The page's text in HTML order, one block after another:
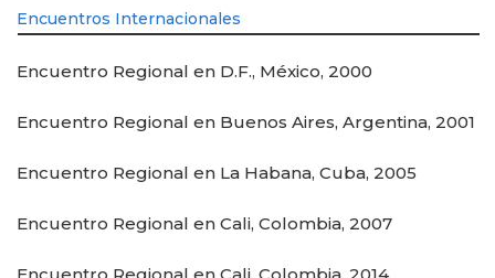
Encuentros Internacionales
Encuentro Regional en D.F., México, 2000
Encuentro Regional en Buenos Aires, Argentina, 2001
Encuentro Regional en La Habana, Cuba, 2005
Encuentro Regional en Cali, Colombia, 2007